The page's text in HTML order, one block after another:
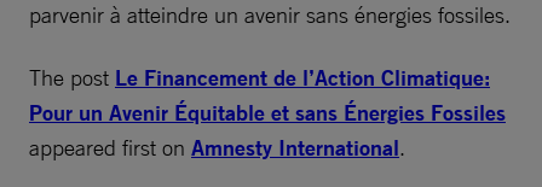
parvenir à atteindre un avenir sans énergies fossiles.
The post Le Financement de l’Action Climatique:
Pour un Avenir Équitable et sans Énergies Fossiles
appeared first on Amnesty International.